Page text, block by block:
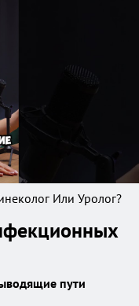
Или Уролог?
пути